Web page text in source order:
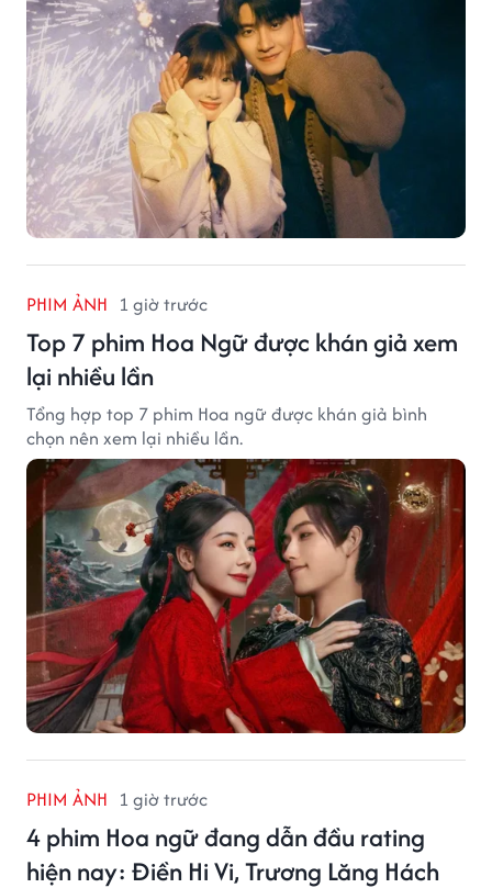
PHIM ẢNH 1 giờ trước
Top 7 phim Hoa Ngữ được khán giả xem
lại nhiều lần
Tổng hợp top 7 phim Hoa ngữ được khán giả bình
chọn nên xem lại nhiều lần.
PHIM ẢNH 1 giờ trước
4 phim Hoa ngữ đang dẫn đầu rating
hiện nay: Điền Hi Vi, Trương Lăng Hách